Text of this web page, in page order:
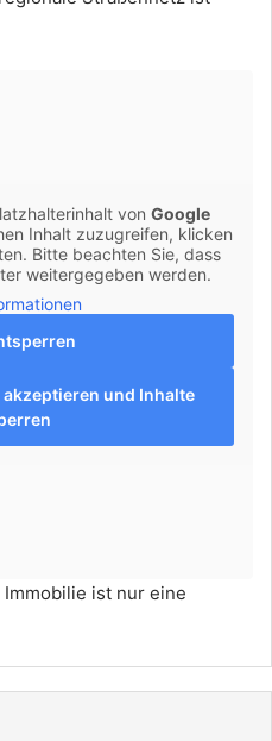
von Google
Inhalt zuzugreifen, klicken
Bitte beachten Sie, dass
weitergegeben werden.
und Inhalte
ist nur eine